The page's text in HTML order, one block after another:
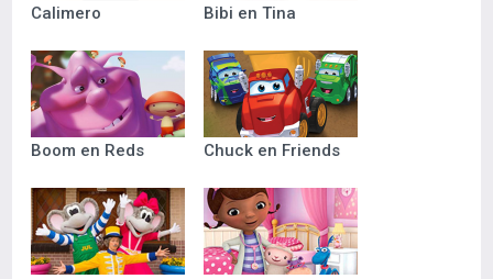
Calimero Bibi en Tina
Boom en Reds Chuck en Friends